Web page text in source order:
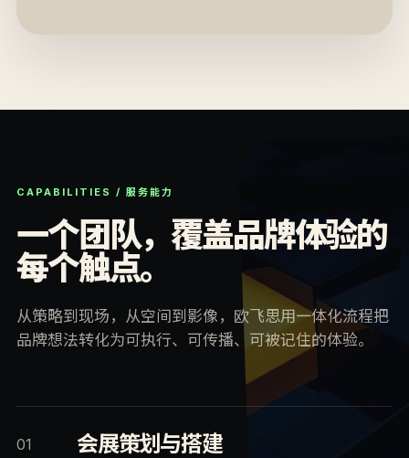
CAPABILITIES / 服务能力
一个团队，覆盖品牌体验的
每个触点。
从策略到现场，从空间到影像，欧飞思用一体化流程把
品牌想法转化为可执行、可传播、可被记住的体验。
01 会展策划与搭建